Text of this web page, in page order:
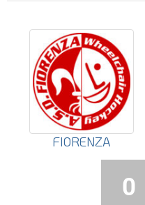
FIORENZA
0